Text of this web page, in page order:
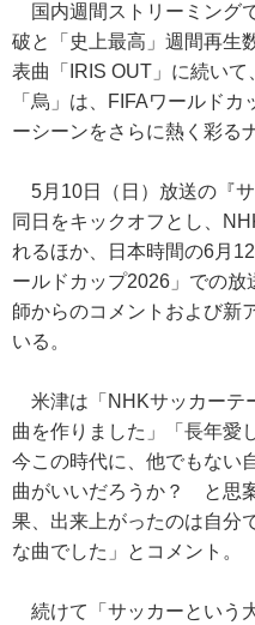
国内週間ストリーミング
破と「史上最高」週間再生
表曲「IRIS OUT」に続い
「烏」は、FIFAワールド
ーシーンをさらに熱く彩る
5月10日（日）放送の『サ
同日をキックオフとし、
れるほか、日本時間の6月
ールドカップ2026」での
師からのコメントおよび新
いる。
米津は「NHKサッカーテ
曲を作りました」「長年愛
今この時代に、他でもない
曲がいいだろうか？ と思
果、出来上がったのは自分
な曲でした」とコメント。
続けて「サッカーという